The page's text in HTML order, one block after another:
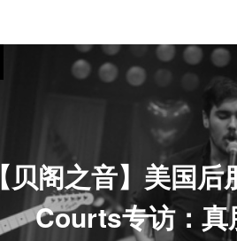
【贝阁之音】美国
Courts专访：真